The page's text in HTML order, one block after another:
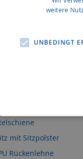
und
mit Sitzpolster
Rückenlehne
weitere
UNBEDINGT